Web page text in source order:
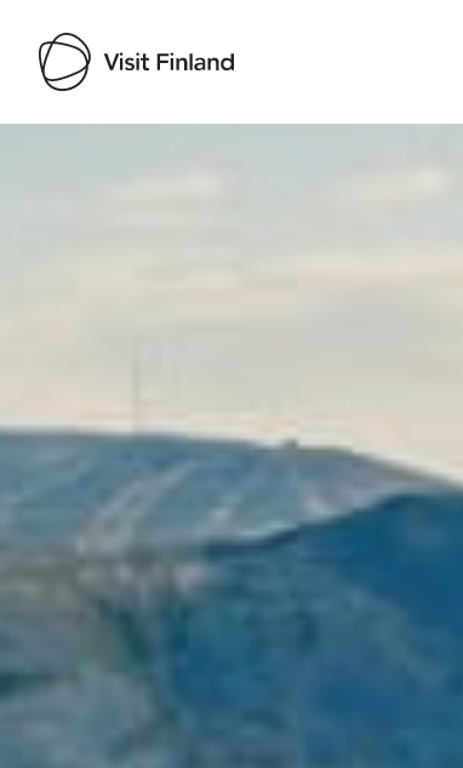
Visit Finland